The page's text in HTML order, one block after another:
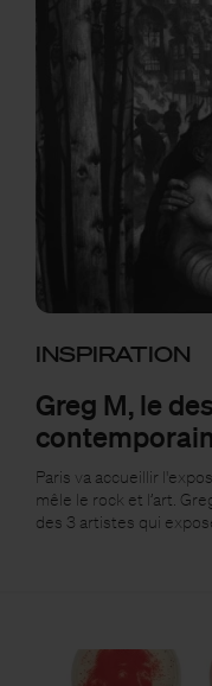
INSPIRATION
Greg M, le
Paris va accueillir
mêle le rock et l’art.
des 3 artistes qui